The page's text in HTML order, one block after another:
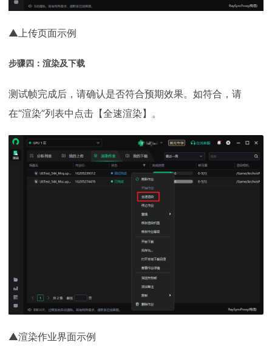
▲上传页面示例
步骤四：渲染及下载
测试帧完成后，请确认是否符合预期效果。如符合，请
在“渲染”列表中点击【全速渲染】。
▲渲染作业界面示例